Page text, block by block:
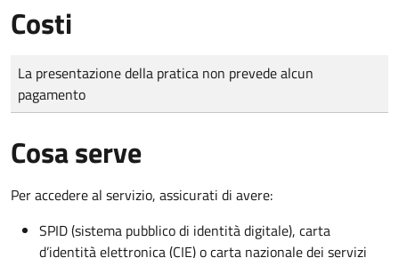
Costi
Tipo di pagamento
Importo
La presentazione della pratica non prevede alcun
pagamento
Cosa serve
Per accedere al servizio, assicurati di avere:
SPID (sistema pubblico di identità digitale), carta
d’identità elettronica (CIE) o carta nazionale dei servizi